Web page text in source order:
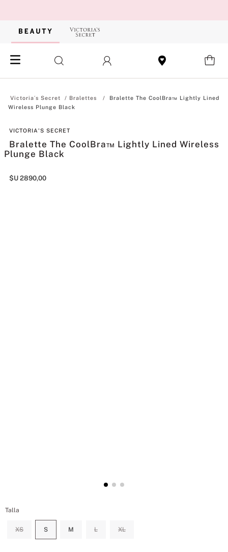
Bralettes
Bralette The CoolBra™ Lightly Lined
Wireless Plunge Black
VICTORIA'S SECRET
Bralette The CoolBra™ Lightly Lined Wireless
Plunge Black
$U 2890,00
Talla
XS S M L XL